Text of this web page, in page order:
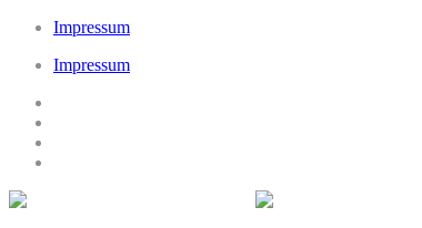
Impressum
Impressum